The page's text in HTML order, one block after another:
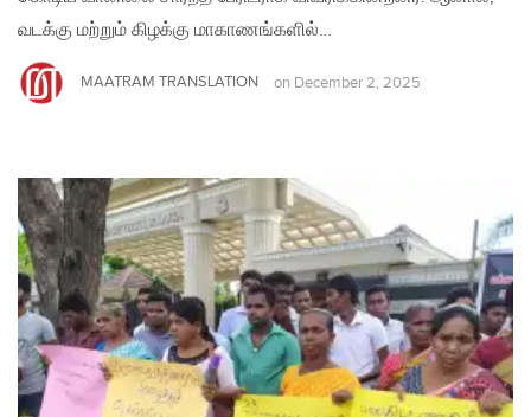
வடக்கு மற்றும் கிழக்கு மாகாணங்களில்…
MAATRAM TRANSLATION on December 2, 2025